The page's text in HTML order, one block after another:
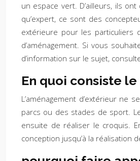
un espace vert. D’ailleurs, ils
qu’expert, ce sont des
extérieure pour les particuliers
d’aménagement. Si vous
d’information sur le sujet,
En quoi consiste
L’aménagement d’extérieur ne
parcs ou des stades de sport.
ensuite de réaliser le croquis.
conception jusqu’à la réalisation